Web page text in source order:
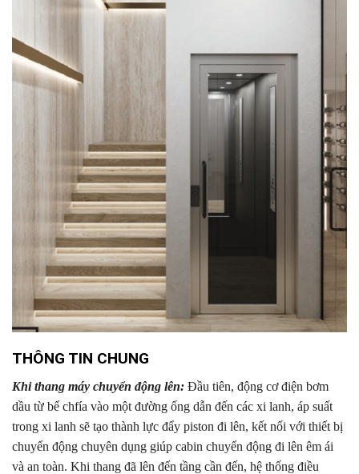
THÔNG TIN CHUNG
Khi thang máy chuyển động lên: Đầu tiên, động cơ điện bơm
dầu từ bể chfía vào một đường ống dẫn đến các xi lanh, áp suất
trong xi lanh sẽ tạo thành lực đẩy piston đi lên, kết nối với thiết bị
chuyển động chuyên dụng giúp cabin chuyển động đi lên êm ái
và an toàn. Khi thang đã lên đến tầng cần đến, hệ thống điều